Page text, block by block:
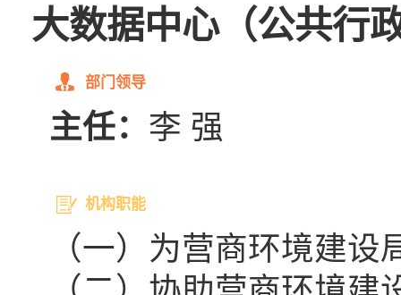
大数据中心（公共行
部门领导
主任： 李 强
机构职能
（一）为营商环境建